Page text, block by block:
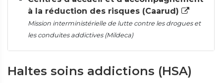
à la réduction des risques (Caarud)
Mission interministérielle de lutte contre les drogues et
les conduites addictives (Mildeca)
Haltes soins addictions (HSA)